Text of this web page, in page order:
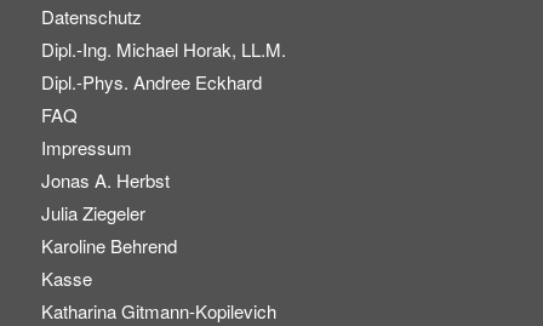
Datenschutz
Dipl.-Ing. Michael Horak, LL.M.
Dipl.-Phys. Andree Eckhard
FAQ
Impressum
Jonas A. Herbst
Julia Ziegeler
Karoline Behrend
Kasse
Katharina Gitmann-Kopilevich